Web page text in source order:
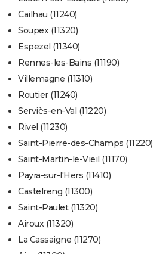
Cailhau (11240)
Soupex (11320)
Espezel (11340)
Rennes-les-Bains (11190)
Villemagne (11310)
Routier (11240)
Serviès-en-Val (11220)
Rivel (11230)
Saint-Pierre-des-Champs (11220)
Saint-Martin-le-Vieil (11170)
Payra-sur-l'Hers (11410)
Castelreng (11300)
Saint-Paulet (11320)
Airoux (11320)
La Cassaigne (11270)